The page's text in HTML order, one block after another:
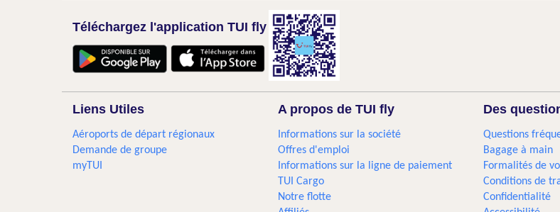
Téléchargez l'application TUI fly
Liens Utiles
Aéroports de départ régionaux
Demande de groupe
myTUI
A propos de TUI fly
Informations sur la société
Offres d'emploi
Informations sur la ligne de paiement
TUI Cargo
Notre flotte
Des
Questions
Bagage à main
Formalités de
Conditions de
Confidentialité